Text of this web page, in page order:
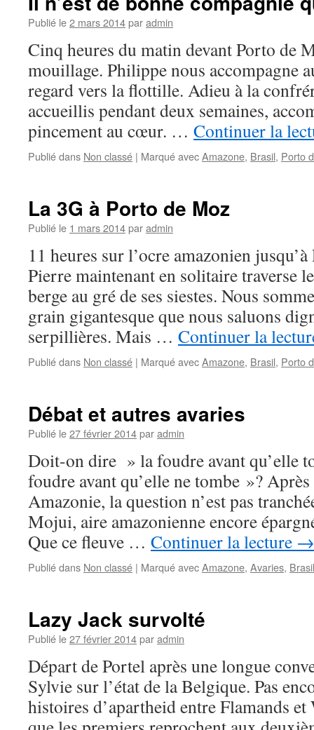
Publié le2 mars 2014paradmin
Cinq heures du matin devant Porto de
mouillage. Philippe nous accompagne
regard vers la flottille. Adieu à la
accueillis pendant deux semaines,
pincement au cœur. … Continuer la
Publié dans Non classé | Marqué avecAmazone, Brasil, Porto
La 3G à Porto de Moz
Publié le 1 mars 2014paradmin
11 heures sur l’ocre amazonien
Pierre maintenant en solitaire traverse
berge au gré de ses siestes. Nous
grain gigantesque que nous saluons
serpillières. Mais … Continuer la
Publié dans Non classé | Marqué avecAmazone, Brasil, Porto
Débat et autres avaries
Publié le27 février 2014paradmin
Doit-on dire » la foudre avant qu’elle
foudre avant qu’elle ne tombe »?
Amazonie, la question n’est pas
Mojui, aire amazonienne encore
Que ce fleuve … Continuer la lecture →
Publié dans Non classé | Marqué avecAmazone, Avaries, Brasil
Lazy Jack survolté
Publié le27 février 2014paradmin
Départ de Portel après une longue
Sylvie sur l’état de la Belgique. Pas
histoires d’apartheid entre Flamands